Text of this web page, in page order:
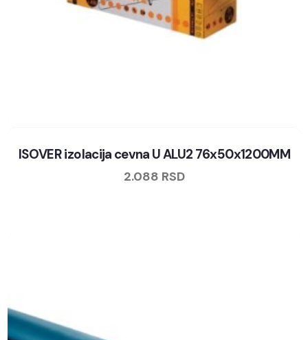
ISOVER izolacija cevna U ALU2 76x50x1200MM
2.088 RSD